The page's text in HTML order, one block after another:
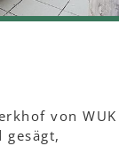
von WUK